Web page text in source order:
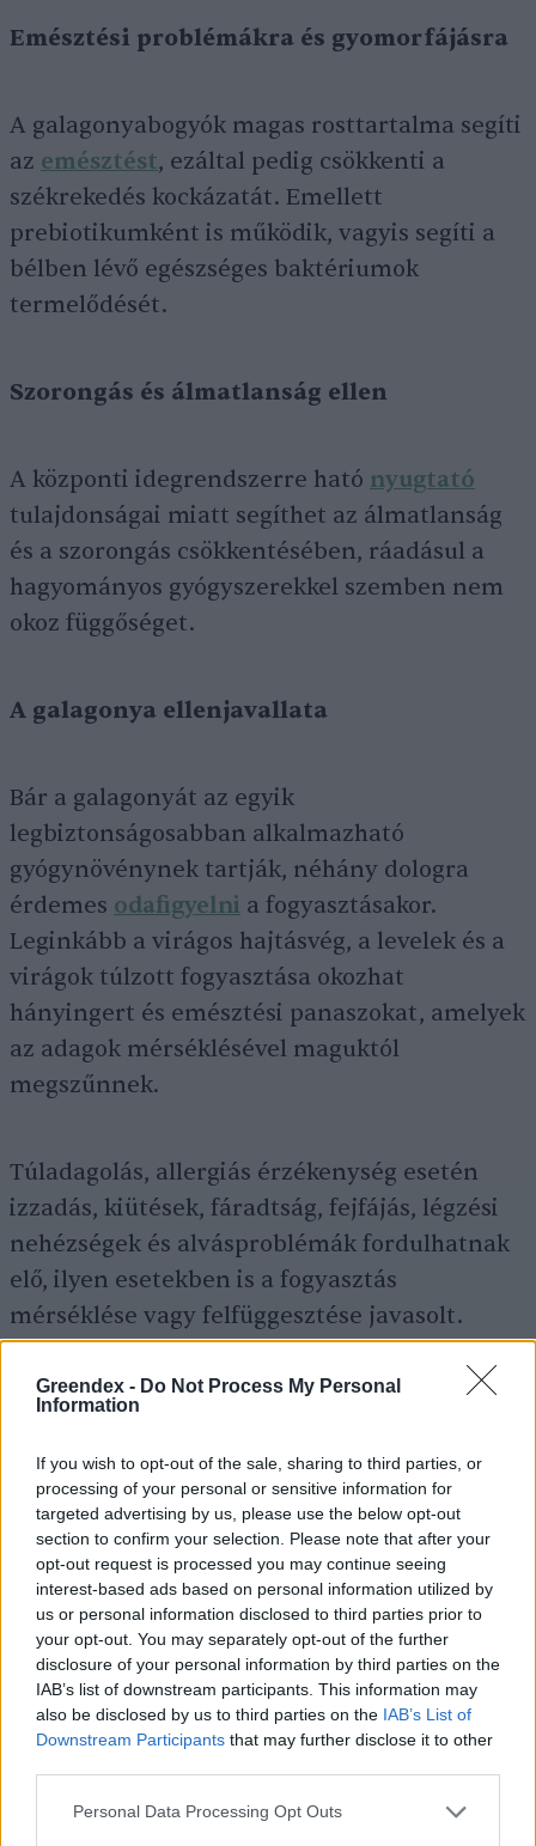
Greendex - Do Not Process My Personal
Information
If you wish to opt-out of the sale, sharing to third parties, or
processing of your personal or sensitive information for
targeted advertising by us, please use the below opt-out
section to confirm your selection. Please note that after your
opt-out request is processed you may continue seeing
interest-based ads based on personal information utilized by
us or personal information disclosed to third parties prior to
your opt-out. You may separately opt-out of the further
disclosure of your personal information by third parties on the
IAB’s list of downstream participants. This information may
also be disclosed by us to third parties on the IAB’s List of
Downstream Participants that may further disclose it to other
Personal Data Processing Opt Outs
Emésztési problémákra és gyomorfájásra
A galagonyabogyók magas rosttartalma segíti
az emésztést, ezáltal pedig csökkenti a
székrekedés kockázatát. Emellett
prebiotikumként is működik, vagyis segíti a
bélben lévő egészséges baktériumok
termelődését.
Szorongás és álmatlanság ellen
A központi idegrendszerre ható nyugtató
tulajdonságai miatt segíthet az álmatlanság
és a szorongás csökkentésében, ráadásul a
hagyományos gyógyszerekkel szemben nem
okoz függőséget.
A galagonya ellenjavallata
Bár a galagonyát az egyik
legbiztonságosabban alkalmazható
gyógynövénynek tartják, néhány dologra
érdemes odafigyelni a fogyasztásakor.
Leginkább a virágos hajtásvég, a levelek és a
virágok túlzott fogyasztása okozhat
hányingert és emésztési panaszokat, amelyek
az adagok mérséklésével maguktól
megszűnnek.
Túladagolás, allergiás érzékenység esetén
izzadás, kiütések, fáradtság, fejfájás, légzési
nehézségek és alvásproblémák fordulhatnak
elő, ilyen esetekben is a fogyasztás
mérséklése vagy felfüggesztése javasolt.
Nem ajánlott a fogyasztása terhes és szoptató
hatóanyagú gyógyszereket szedők számára
sem. Utóbbiak esetében a már kialakult,
gyógyszerezést igénylő szívbetegség miatt
mindenképpen szakorvosi konzultáció
szükséges a galagonya fogyasztása előtt.
Galagonyatea és egyéb
felhasználási lehetőségek